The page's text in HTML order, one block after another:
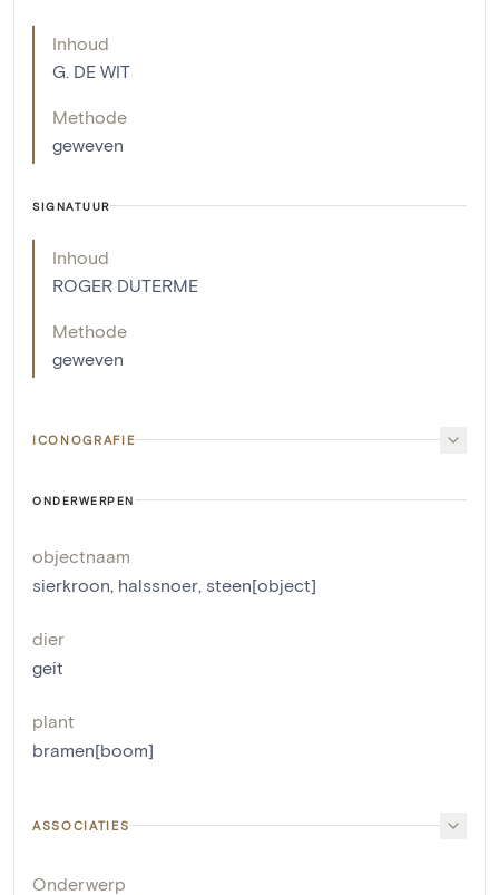
Inhoud
G. DE WIT
Methode
geweven
SIGNATUUR
Inhoud
ROGER DUTERME
Methode
geweven
ICONOGRAFIE
ONDERWERPEN
objectnaam
sierkroon halssnoer steen[object]
dier
geit
plant
bramen[boom]
ASSOCIATIES
Onderwerp